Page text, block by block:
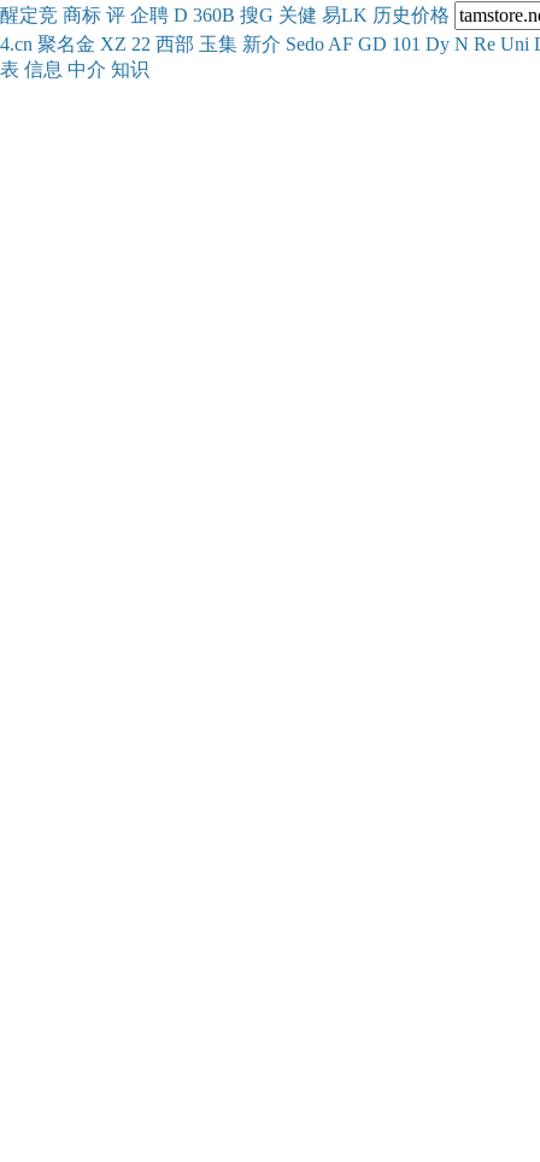
醒定竞 商标 评 企聘 D 360B 搜G 关健 易LK 历史价格
4.cn 聚名金 XZ 22 西部 玉集 新介 Sedo AF GD 101 Dy N Re Uni
表 信息 中介 知识